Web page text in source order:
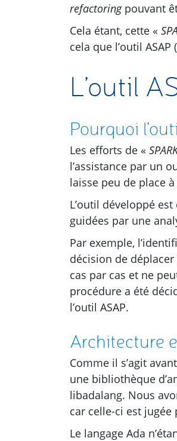
refactoringpouvant
Cela étant, cette «
cela que l’outil ASAP
L’outil
Pourquoi
Les efforts de «
l’assistance par un
laisse peu de place
L’outil développé
guidées par une
Par exemple,
décision de
cas par cas et ne
procédure a été
l’outil ASAP.
Architecture
Comme il s’agit
une bibliothèque
libadalang. Nous
car celle-ci est jugée
Le langage Ada